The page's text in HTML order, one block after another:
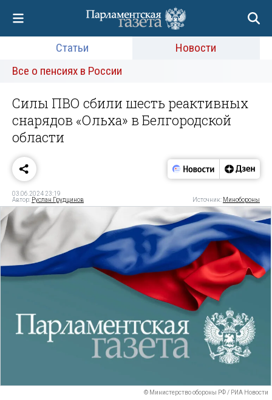
Статьи
Новости
Все о пенсиях в России
Силы ПВО сбили шесть реактивных
снарядов «Ольха» в Белгородской
области
03.06.2024 23:19
Автор: Руслан Грудцинов Источник: Минобороны
© Министерство обороны РФ / РИА Новости